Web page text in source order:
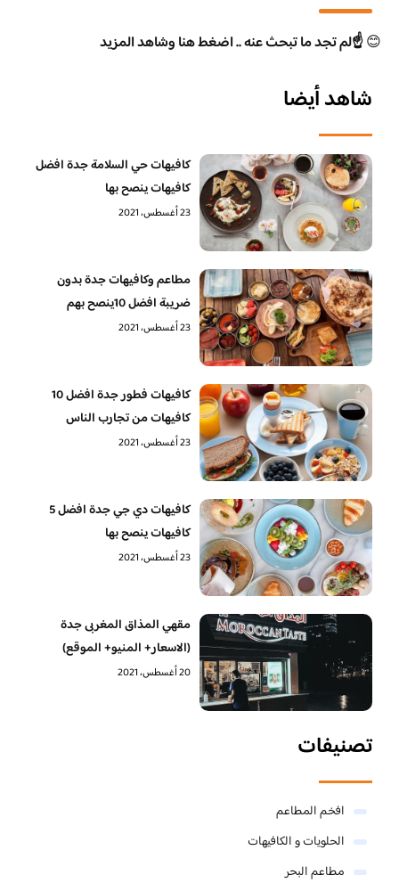
😊☝️لم تجد ما تبحث عنه .. اضغط هنا وشاهد المزيد
شاهد أيضا
كافيهات حي السلامة جدة افضل
كافيهات ينصح بها
23 أغسطس، 2021
مطاعم وكافيهات جدة بدون
ضريبة افضل 10ينصح بهم
23 أغسطس، 2021
كافيهات فطور جدة افضل 10
كافيهات من تجارب الناس
23 أغسطس، 2021
كافيهات دي جي جدة افضل 5
كافيهات ينصح بها
23 أغسطس، 2021
مقهي المذاق المغربى جدة
(الاسعار+ المنيو+ الموقع)
20 أغسطس، 2021
تصنيفات
افخم المطاعم
الحلويات و الكافيهات ‎
مطاعم البحر